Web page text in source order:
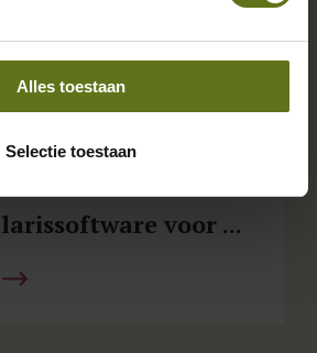
Alles toestaan
Selectie toestaan
voor ...